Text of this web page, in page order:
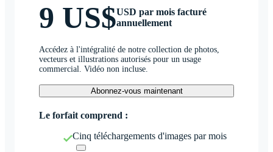
9 US$USD par mois facturé
annuellement
Accédez à l'intégralité de notre collection de photos,
vecteurs et illustrations autorisés pour un usage
commercial. Vidéo non incluse.
Abonnez-vous maintenant
Le forfait comprend :
Cinq téléchargements d'images par mois